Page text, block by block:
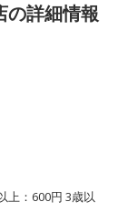
詳細情報
上：600円 3歳以